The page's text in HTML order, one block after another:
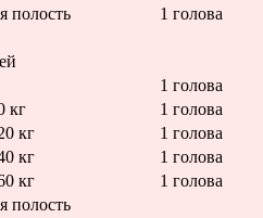
полость
1 голова
1 голова
кг
1 голова
кг
1 голова
кг
1 голова
кг
1 голова
полость